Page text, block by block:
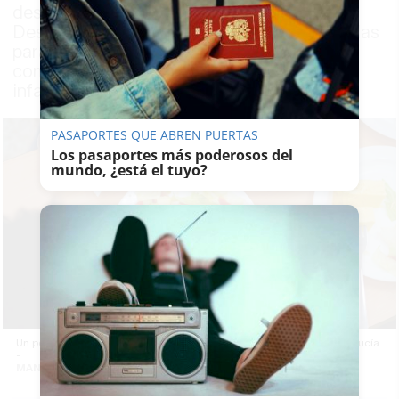
desde 2017, mientras la Consejería de
Desarrollo Educativo convoca nuevas ayudas
para comedores de centros concertados y
compensa económicamente a las escuelas
infantiles concertadas
Un pequeño, en un comedor escolar de un colegio público de Andalucía.
MANU GARCÍA
PASAPORTES QUE ABREN PUERTAS
Los pasaportes más poderosos del
mundo, ¿está el tuyo?